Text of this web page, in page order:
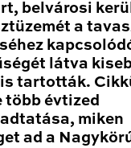
belvárosi
a
látva
tartották.
több évtized
miken
ad a